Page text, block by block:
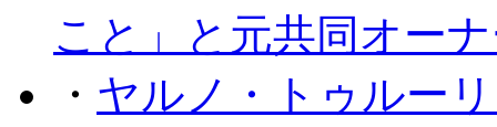
こと」と元共同オー
・ ヤルノ・トゥルー